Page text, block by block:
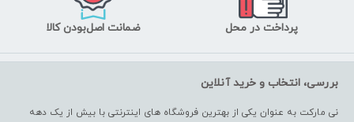
پرداخت در محل ضمانت اصل‌بودن کالا
بررسی، انتخاب و خرید آنلاین
نی مارکت به عنوان یکی از بهترین فروشگاه های اینترنتی با بیش از یک دهه